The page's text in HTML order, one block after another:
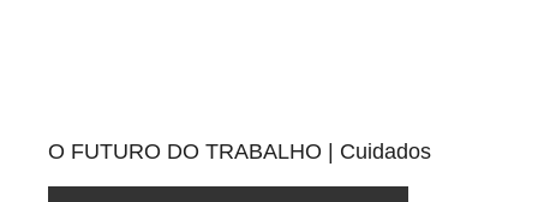
O FUTURO DO TRABALHO | Cuidados